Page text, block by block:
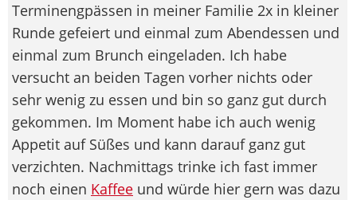
Terminengpässen in meiner Familie 2x in kleiner
Runde gefeiert und einmal zum Abendessen und
einmal zum Brunch eingeladen. Ich habe
versucht an beiden Tagen vorher nichts oder
sehr wenig zu essen und bin so ganz gut durch
gekommen. Im Moment habe ich auch wenig
Appetit auf Süßes und kann darauf ganz gut
verzichten. Nachmittags trinke ich fast immer
noch einen Kaffee und würde hier gern was dazu